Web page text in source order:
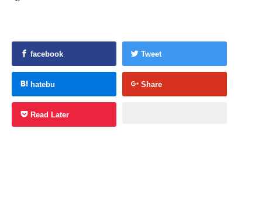
facebook Tweet
hatebu Share
Read Later